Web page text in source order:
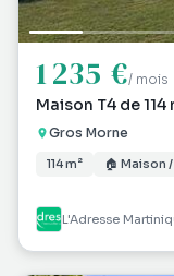
1 235 €/ mois
Maison T4 de
Gros Morne
114 m² 🏠 Maison
L'Adresse